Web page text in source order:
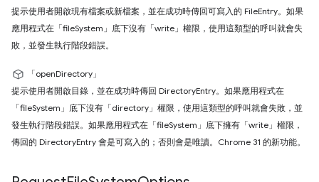
提示使用者開啟現有檔案或新檔案，並在成功時傳回可寫入的 FileEntry。如果
應用程式在「fileSystem」底下沒有「write」權限，使用這類型的呼叫就會失
敗，並發生執行階段錯誤。
「openDirectory」
提示使用者開啟目錄，並在成功時傳回 DirectoryEntry。如果應用程式在
「fileSystem」底下沒有「directory」權限，使用這類型的呼叫就會失敗，並
發生執行階段錯誤。如果應用程式在「fileSystem」底下擁有「write」權限，
傳回的 DirectoryEntry 會是可寫入的；否則會是唯讀。Chrome 31 的新功能。